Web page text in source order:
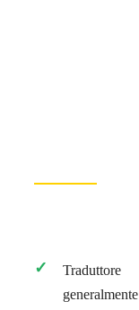
Traduttore
generalmente